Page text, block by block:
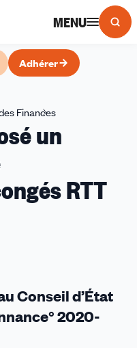
MENU
Adhérer
Finances
CFDT
un
recours
un
RTT
Conseil d’État
2020-